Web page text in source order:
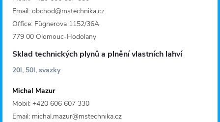
Email: obchod@mstechnika.cz
Office: Fügnerova 1152/36A
779 00 Olomouc-Hodolany
Sklad technických plynů a plnění vlastních lahví
20l, 50l, svazky
Michal Mazur
Mobil: +420 606 607 330
Email: michal.mazur@mstechnika.cz